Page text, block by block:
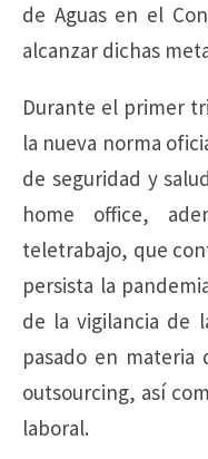
de Aguas en el
alcanzar dichas
Durante el primer
la nueva norma
de seguridad y
home office,
teletrabajo, que
persista la
de la vigilancia de
pasado en materia
outsourcing, así
laboral.